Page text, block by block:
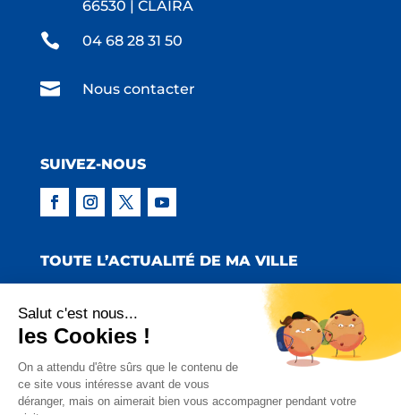
66530 | CLAIRA
 04 68 28 31 50
 Nous contacter
SUIVEZ-NOUS
TOUTE L’ACTUALITÉ DE MA VILLE
Copyright © 2022 Mairie de Claira | Réalisation
:Emmaluc Communication
Salut c'est nous...
les Cookies !
On a attendu d'être sûrs que le contenu de
ce site vous intéresse avant de vous
déranger, mais on aimerait bien vous accompagner pendant votre